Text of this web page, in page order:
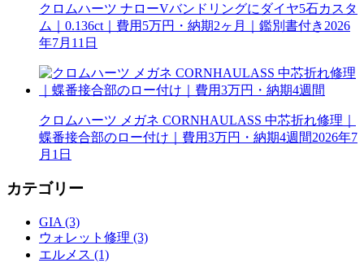
クロムハーツ ナローVバンドリングにダイヤ5石カスタ
ム｜0.136ct｜費用5万円・納期2ヶ月｜鑑別書付き 2026
年7月11日
クロムハーツ メガネ CORNHAULASS 中芯折れ修理｜
蝶番接合部のロー付け｜費用3万円・納期4週間2026年7
月1日
カテゴリー
GIA (3)
ウォレット修理 (3)
エルメス (1)